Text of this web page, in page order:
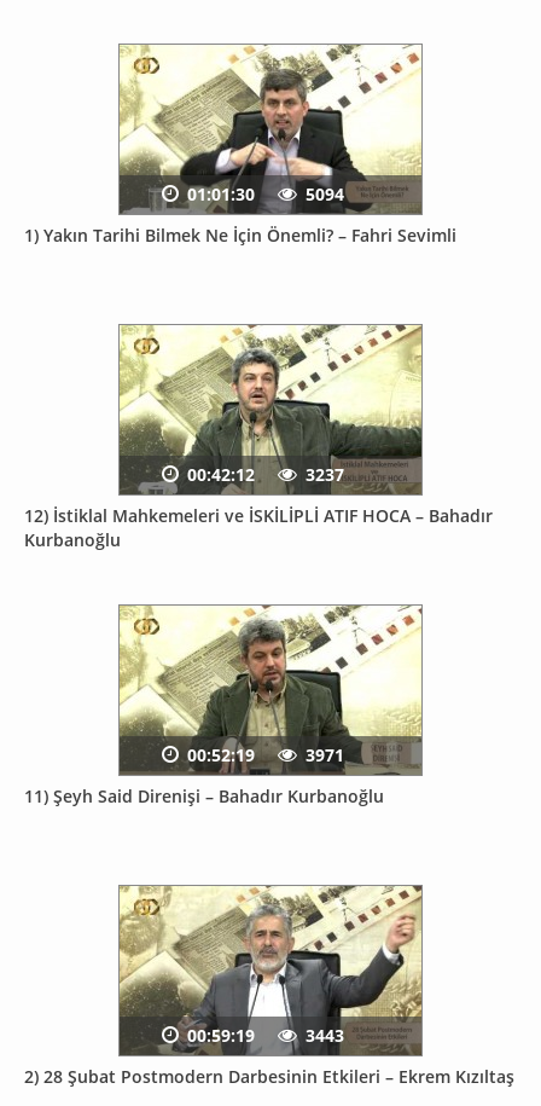
1) Yakın Tarihi Bilmek Ne İçin Önemli? – Fahri Sevimli
01:01:30 5094
12) İstiklal Mahkemeleri ve İSKİLİPLİ ATIF HOCA – Bahadır
Kurbanoğlu
00:42:12 3237
11) Şeyh Said Direnişi – Bahadır Kurbanoğlu
00:52:19 3971
2) 28 Şubat Postmodern Darbesinin Etkileri – Ekrem Kızıltaş
00:59:19 3443